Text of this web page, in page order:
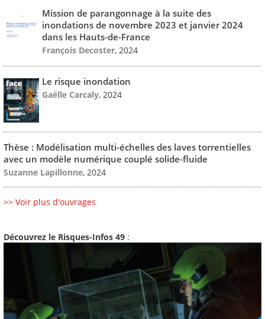
Mission de parangonnage à la suite des
inondations de novembre 2023 et janvier 2024
dans les Hauts-de-France
François Decoster, 2024
Le risque inondation
Gaëlle Carcaly, 2024
Thèse : Modélisation multi-échelles des laves torrentielles
avec un modèle numérique couplé solide-fluide
Suzanne Lapillonne, 2024
>> Voir plus d'ouvrages
Découvrez le Risques-Infos 49 :